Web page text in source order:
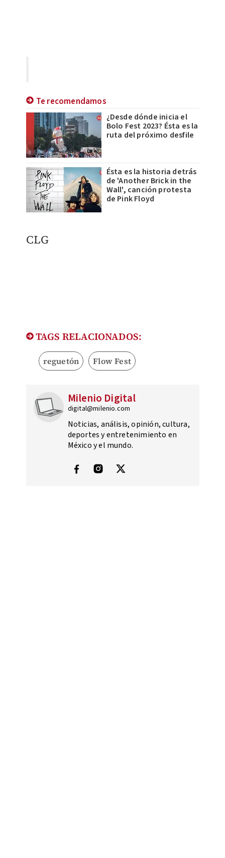
Te recomendamos
¿Desde dónde inicia el
Bolo Fest 2023? Ésta es la
ruta del próximo desfile
Ésta es la historia detrás
de 'Another Brick in the
Wall', canción protesta
de Pink Floyd
CLG​
TAGS RELACIONADOS:
reguetón Flow Fest
Milenio Digital
digital@milenio.com
Noticias, análisis, opinión, cultura,
deportes y entretenimiento en
México y el mundo.